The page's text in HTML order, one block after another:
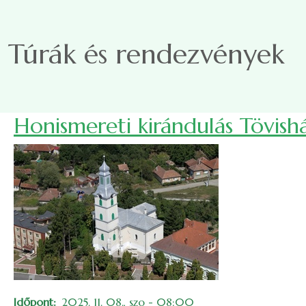
Túrák és rendezvények
Honismereti kirándulás
Időpont 2025. 11. 08., szo - 08:00